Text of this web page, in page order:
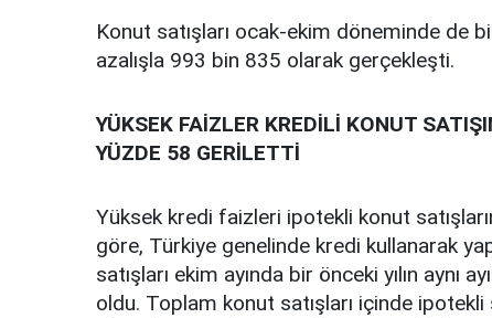
Konut satışları ocak-ekim döneminde de
azalışla 993 bin 835 olarak gerçekleşti.
YÜKSEK FAİZLER KREDİLİ KONUT
YÜZDE 58 GERİLETTİ
Yüksek kredi faizleri ipotekli konut
göre, Türkiye genelinde kredi kullanarak
satışları ekim ayında bir önceki yılın
oldu. Toplam konut satışları içinde